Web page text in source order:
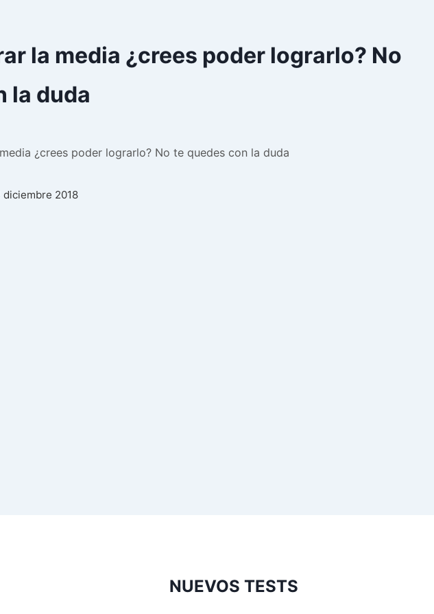
la media ¿crees poder lograrlo? No
la duda
¿crees poder lograrlo? No te quedes con la duda
diciembre 2018
NUEVOS TESTS